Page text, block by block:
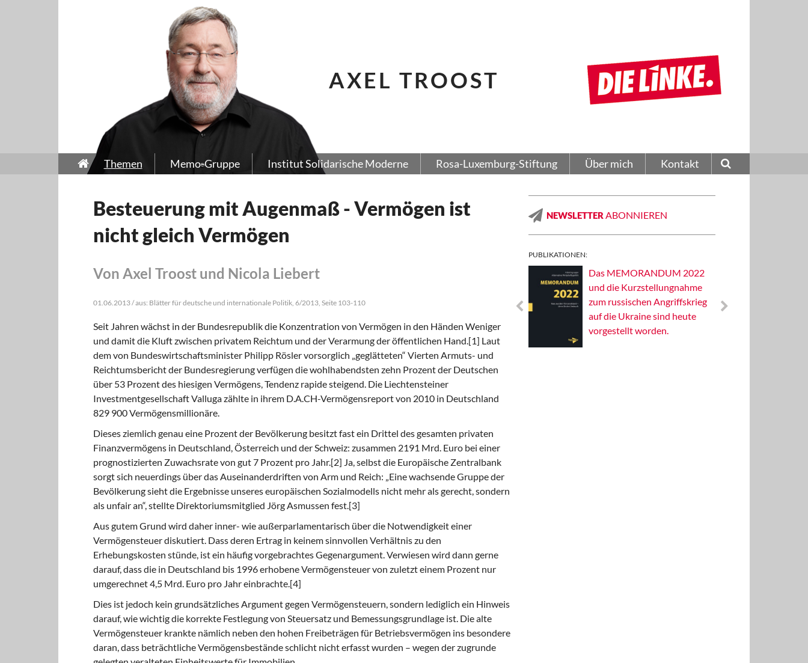
AXEL TROOST
Themen Memo-Gruppe Institut Solidarische Moderne Rosa-Luxemburg-Stiftung Über mich Kontakt
Besteuerung mit Augenmaß - Vermögen ist
nicht gleich Vermögen
Von Axel Troost und Nicola Liebert
01.06.2013 / aus: Blätter für deutsche und internationale Politik, 6/2013, Seite 103-110
Seit Jahren wächst in der Bundesrepublik die Konzentration von Vermögen in den Händen Weniger
und damit die Kluft zwischen privatem Reichtum und der Verarmung der öffentlichen Hand.[1] Laut
dem von Bundeswirtschaftsminister Philipp Rösler vorsorglich „geglätteten“ Vierten Armuts- und
Reichtumsbericht der Bundesregierung verfügen die wohlhabendsten zehn Prozent der Deutschen
über 53 Prozent des hiesigen Vermögens, Tendenz rapide steigend. Die Liechtensteiner
Investmentgesellschaft Valluga zählte in ihrem D.A.CH-Vermögensreport von 2010 in Deutschland
829 900 Vermögensmillionäre.
Dieses ziemlich genau eine Prozent der Bevölkerung besitzt fast ein Drittel des gesamten privaten
Finanzvermögens in Deutschland, Österreich und der Schweiz: zusammen 2191 Mrd. Euro bei einer
prognostizierten Zuwachsrate von gut 7 Prozent pro Jahr.[2] Ja, selbst die Europäische Zentralbank
sorgt sich neuerdings über das Auseinanderdriften von Arm und Reich: „Eine wachsende Gruppe der
Bevölkerung sieht die Ergebnisse unseres europäischen Sozialmodells nicht mehr als gerecht, sondern
als unfair an“, stellte Direktoriumsmitglied Jörg Asmussen fest.[3]
Aus gutem Grund wird daher inner- wie außerparlamentarisch über die Notwendigkeit einer
Vermögensteuer diskutiert. Dass deren Ertrag in keinem sinnvollen Verhältnis zu den
Erhebungskosten stünde, ist ein häufig vorgebrachtes Gegenargument. Verwiesen wird dann gerne
darauf, dass die in Deutschland bis 1996 erhobene Vermögensteuer von zuletzt einem Prozent nur
umgerechnet 4,5 Mrd. Euro pro Jahr einbrachte.[4]
Dies ist jedoch kein grundsätzliches Argument gegen Vermögensteuern, sondern lediglich ein Hinweis
darauf, wie wichtig die korrekte Festlegung von Steuersatz und Bemessungsgrundlage ist. Die alte
Vermögensteuer krankte nämlich neben den hohen Freibeträgen für Betriebsvermögen ins besondere
daran, dass beträchtliche Vermögensbestände schlicht nicht erfasst wurden – wegen der zugrunde
NEWSLETTER ABONNIEREN
PUBLIKATIONEN:
Das MEMORANDUM 2022
und die Kurzstellungnahme
zum russischen Angriffskrieg
auf die Ukraine sind heute
vorgestellt worden.